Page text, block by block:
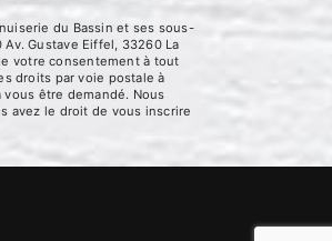
du Bassin et ses sous-
Gustave Eiffel, 33260 La
votre consentement à tout
droits par voie postale à
être demandé. Nous
avez le droit de vous inscrire